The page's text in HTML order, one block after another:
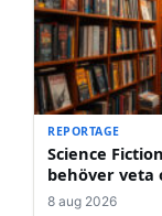
REPORTAGE
Science
behöver veta
8 aug 2026